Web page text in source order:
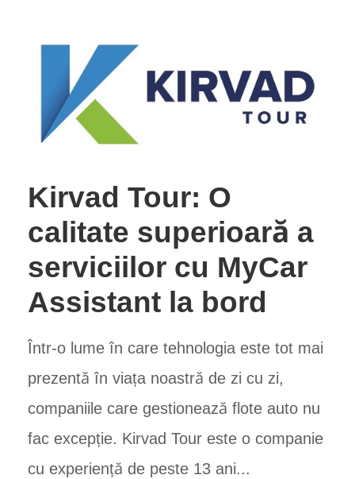
Kirvad Tour: O
calitate superioară a
serviciilor cu MyCar
Assistant la bord
Într-o lume în care tehnologia este tot mai
prezentă în viața noastră de zi cu zi,
companiile care gestionează flote auto nu
fac excepție. Kirvad Tour este o companie
cu experiență de peste 13 ani...